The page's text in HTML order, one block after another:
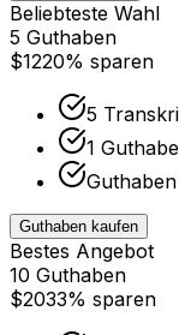
Beliebteste Wahl
5 Guthaben
$1220% sparen
5
1
Guthaben kaufen
Bestes Angebot
10 Guthaben
$2033% sparen